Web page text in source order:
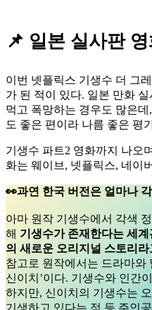
📌 일본 실사판 영
이번 넷플릭스 기생수 더 그
가 된 적이 있다. 일본 만화
먹고 폭망하는 경우도 많은
도 좋은 편이라 나름 좋은 평
기생수 파트2 영화까지 나오
화는 웨이브, 넷플릭스, 네이
👀과연 한국 버전은 얼마나
아마 원작 기생수에서 각색
해 기생수가 존재한다는 세
의 새로운 오리지널 스토리
참고로 원작에서는 드라마와
신이치’이다. 기생수와 인간
하지만, 신이치의 기생수는
기생하고 있다는 점 등 주인